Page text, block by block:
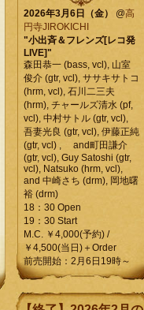
2026年3月6日（金） @高
円寺JIROKICHI
"小出斉＆フレンズ[レコ発
LIVE]"
森田恭一 (bass, vcl), 山室
俊介 (gtr, vcl), ササキサトコ
(hrm, vcl), 石川二三夫
(hrm), チャールズ清水 (pf,
vcl), 中村サトル (gtr, vcl),
吾妻光良 (gtr, vcl), 伊藤正純
(gtr, vcl) , and町田謙介
(gtr, vcl), Guy Satoshi (gtr,
vcl), Natsuko (hrm, vcl),
and 中崎さち (drm), 岡地曙
裕 (drm)
18：30 Open
19：30 Start
M.C. ￥4,000(予約) /
￥4,500(当日)＋Order
前売開始：2月6日19時～